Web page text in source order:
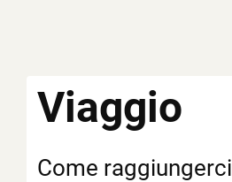
Viaggio
Come raggiungerci